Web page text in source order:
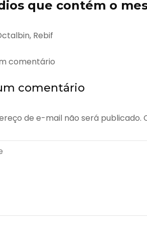
que contém o
Rebif
comentário
comentário
de e-mail não será publicado.